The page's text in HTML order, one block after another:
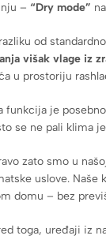
– “Dry mode”
od
višak vlage iz
u prostoriju
funkcija je
se ne pali klima
zato smo u
uslove.
domu – bez
toga, uređaji iz